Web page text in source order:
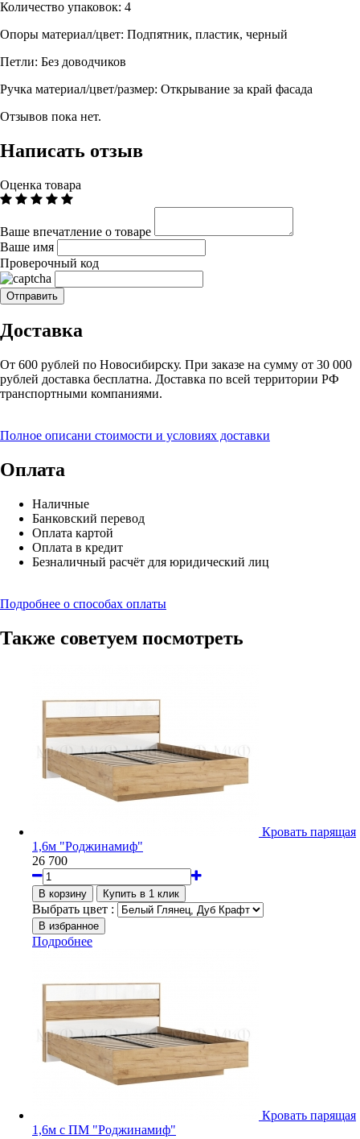
Количество упаковок: 4
Опоры материал/цвет: Подпятник, пластик, черный
Петли: Без доводчиков
Ручка материал/цвет/размер: Открывание за край фасада
Отзывов пока нет.
Написать отзыв
Оценка товара
Ваше впечатление о товаре
Ваше имя
Проверочный код
Доставка
От 600 рублей по Новосибирску. При заказе на сумму от 30 000
рублей доставка бесплатна. Доставка по всей территории РФ
транспортными компаниями.
Полное описани стоимости и условиях доставки
Оплата
Наличные
Банковский перевод
Оплата картой
Оплата в кредит
Безналичный расчёт для юридический лиц
Подробнее о способах оплаты
Также советуем посмотреть
Кровать парящая
1,6м "Роджинамиф"
26 700
Выбрать цвет :
Подробнее
Кровать парящая
1,6м с ПМ "Роджинамиф"